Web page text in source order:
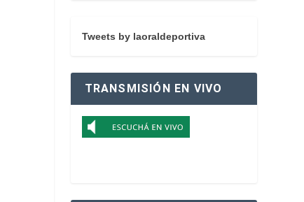
Tweets by laoraldeportiva
TRANSMISIÓN EN VIVO